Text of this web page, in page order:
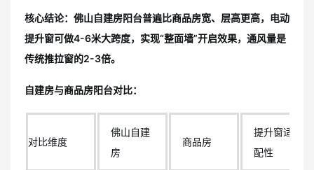
核心结论：佛山自建房阳台普遍比商品房宽、层高更高，电动
提升窗可做4-6米大跨度，实现“整面墙”开启效果，通风量是
传统推拉窗的2-3倍。
自建房与商品房阳台对比：
对比维度
佛山自建
房
商品房
提升窗适
配性